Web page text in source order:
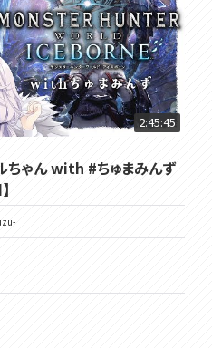
････
GYARI_
2:45:45
ちゃん with #ちゅまみんず